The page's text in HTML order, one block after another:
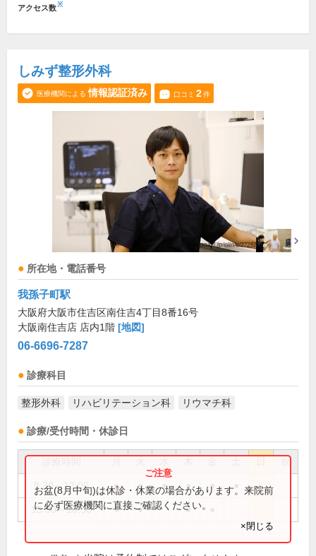
アクセス数※
しみず整形外科
医療機関による 情報認証済み 口コミ 2件
所在地・電話番号
我孫子町駅
大阪府大阪市住吉区南住吉4丁目8番16号
大阪南住吉店 店内1階 [地図]
06-6696-7287
診療科目
整形外科 リハビリテーション科 リウマチ科
診療/受付時間・休診日
祝
8:30～12:00 ● ● ● ● ●
15:30～18:30 ● ● ●
お盆(8月中旬)は休診・休業の場合があります。来院前
に必ず医療機関に直接ご確認ください。
×閉じる